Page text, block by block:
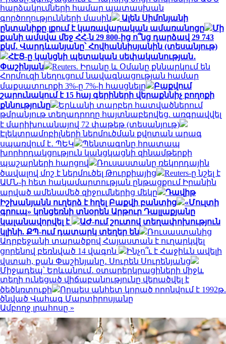
հարձակումների համար պատասխան
գործողությունների մասին
Ալեն Սիմոնյանի
ընտանիքը լքում է կառավարական ամառանոցը
Մի
քանի ամսվա մեջ ՀՀ-ն 29 800-ից ո՞նց դարձավ 29 743
քկմ․ Վարդևանյանը՝ Հովհաննիսյանին (տեսանյութ)
ՀԷՑ-ը կանցնի պետական սեփականության․
Փաշինյան
Reuters. Իրանը և Օմանը քննարկում են
Հորմուզի նեղուցում նավագնացության համար
մաքսատուրքի 3%-ը 7%-ի հասցնելը
Բաքվում
շարունակում է 15 հայ գերիների վերաքննիչ բողոքի
քննությունը
Երևանի տարբեր հատվածներում
թմրանյութ տեղադրողը հայտնաբերվեց. առգրավվել
է մարիխուանայով 72 փաթեթ (տեսանյութ)
Էլեկտրամոբիլների ներմուծման քվոտան արագ
սպառվում է․ ՊԵԿ
Պենտագոնը հրատապ
խորհրդակցություն կանցկացնի զինամթերքի
պաշարների հարցով
Ռուսաստանը ռեկորդային
ծավալով մոշ է ներմուծել Թուրքիայից
Reuters-ը նշել է
ԱՄՆ-ի հետ հակամարտության ընթացքում Իրանին
արված ամենամեծ զիջումներից մեկը
Դավիթ
Իշխանյանն ուղերձ է հղել Բաքվի բանտից
«Մուլտի
գրուպ» կոնցեռնի տնօրեն Արթուր Դալլաքյանը
կալանավորվել է
ԱԺ-ում շուտով տեղափոխություն
կլինի. ՔՊ-ում դատարկ տեղեր են
Ռուսաստանից
Ադրբեջանի տարածքով Հայաստան է ուղարկվել
ցորենով բեռնված 14 վագոն
Ինչո՞ւ է Հաջիևն ավելի
վստահ, քան Փաշինյանը․ Սուրեն Սուրենյանց
Միջադեպ՝ Երևանում․ օտարերկրացիների միջև
տեղի ունեցած վիճաբանությունը վերածվել է
ծեծկռտուքի
Որպես անհետ կորած որոնվում է 1992թ.
ծնված Վահագ Մարտիրոսյանը
Ամբողջ լրահոսը »